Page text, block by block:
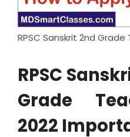
RPSC Sanskrit 2nd
RPSC
Grade
2022